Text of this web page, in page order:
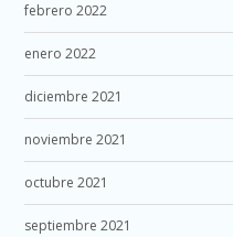
febrero 2022
enero 2022
diciembre 2021
noviembre 2021
octubre 2021
septiembre 2021